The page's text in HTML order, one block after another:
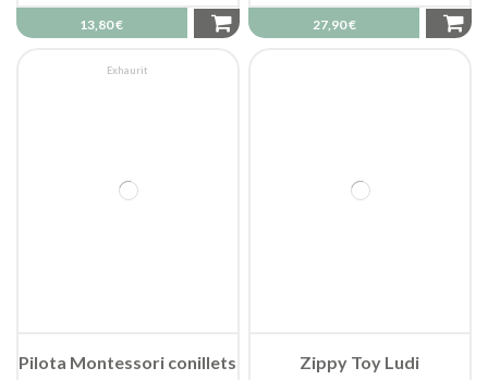
13,80 € 27,90 €
Exhaurit
Pilota Montessori conillets Zippy Toy Ludi